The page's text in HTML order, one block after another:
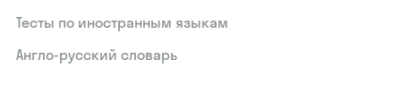
Тесты по иностранным языкам
Англо-русский словарь